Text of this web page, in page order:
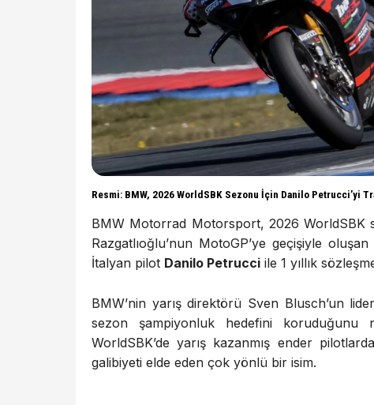
Resmi: BMW, 2026 WorldSBK Sezonu İçin Danilo Petrucci’yi
BMW Motorrad Motorsport, 2026 WorldSBK
Razgatlıoğlu’nun MotoGP’ye geçişiyle
İtalyan pilot Danilo Petrucci ile 1 yıllık
BMW’nin yarış direktörü Sven Blusch’un
sezon şampiyonluk hedefini
WorldSBK’de yarış kazanmış ender
galibiyeti elde eden çok yönlü bir isim.